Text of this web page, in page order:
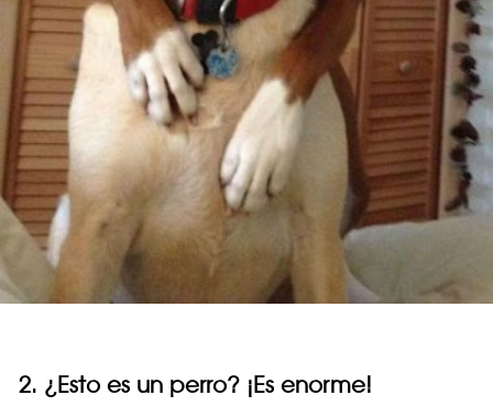
2. ¿Esto es un perro? ¡Es enorme!